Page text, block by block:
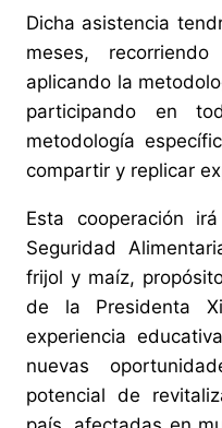
Dicha asistencia
meses,
aplicando la
participando en
metodología
compartir y replicar
Esta cooperación
Seguridad
frijol y maíz,
de la Presidenta
experiencia
nuevas
potencial de